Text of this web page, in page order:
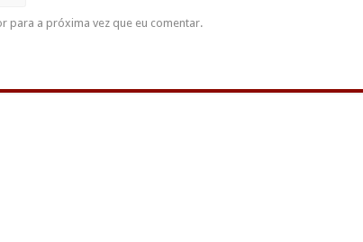
para a próxima vez que eu comentar.